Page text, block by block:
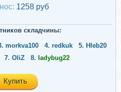
1258 руб
складчины:
morkva100 4. redkuk 5. Hleb20
7. OliZ 8. ladybug22
Купить